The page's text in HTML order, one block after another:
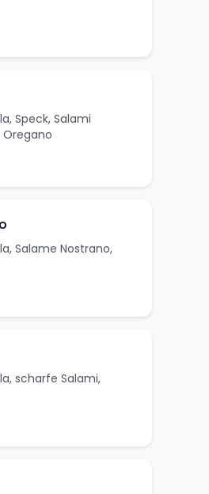
Speck, Salami
Oregano
Salame Nostrano,
scharfe Salami,